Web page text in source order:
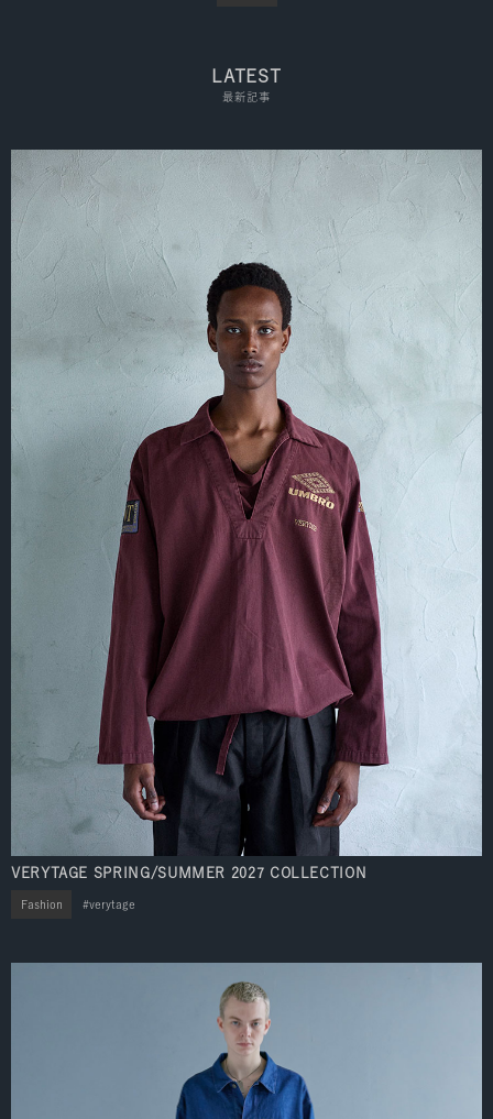
LATEST
最新記事
VERYTAGE SPRING/SUMMER 2027 COLLECTION
Fashion verytage